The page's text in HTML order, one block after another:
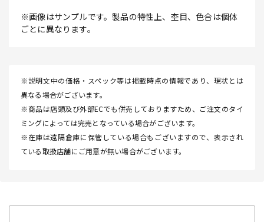
※画像はサンプルです。製品の特性上、杢目、色合は個体
ごとに異なります。
※説明文中の価格・スペック等は掲載時点の情報であり、現状とは
異なる場合がございます。
※商品は店頭及び外部ECでも併売しておりますため、ご注文のタイ
ミングによっては完売となっている場合がございます。
※在庫は遠隔倉庫に保管している場合もございますので、表示され
ている取扱店舗にご用意が無い場合がございます。